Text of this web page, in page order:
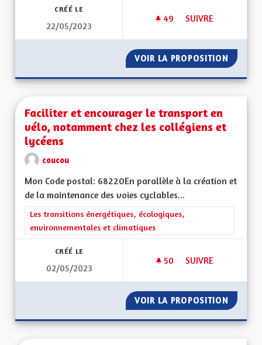
CRÉÉ LE
22/05/2023
49 49 ABONNÉS
SUIVRE
VOIR LA PROPOSITION
Faciliter et encourager le transport en
vélo, notamment chez les collégiens et
lycéens
coucou
Mon Code postal: 68220En parallèle à la création et
de la maintenance des voies cyclables...
Filtrer les résultats de la catégorie : Les transitions
Les transitions énergétiques, écologiques,
environnementales et climatiques
CRÉÉ LE
02/05/2023
50 50 ABONNÉS
SUIVRE
VOIR LA PROPOSITION